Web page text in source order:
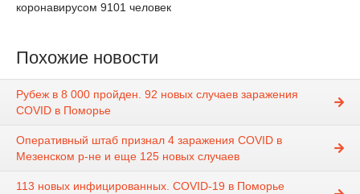
коронавирусом 9101 человек
Похожие новости
Рубеж в 8 000 пройден. 92 новых случаев заражения
COVID в Поморье
Оперативный штаб признал 4 заражения COVID в
Мезенском р-не и еще 125 новых случаев
113 новых инфицированных. COVID-19 в Поморье